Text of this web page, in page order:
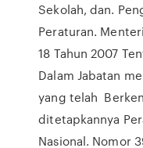
Sekolah, dan.
Peraturan.
18 Tahun 2007
Dalam Jabatan
yang telah
ditetapkannya
Nasional. Nomor